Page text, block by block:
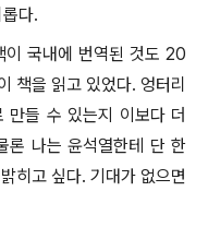
다.
국내에 번역된 것도 20
책을 읽고 있었다. 엉터리
만들 수 있는지 이보다 더
론 나는 윤석열한테 단 한
히고 싶다. 기대가 없으면